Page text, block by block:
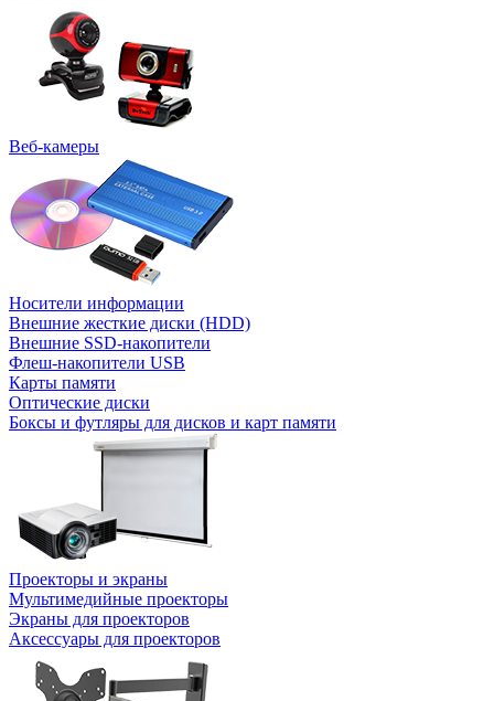
Веб-камеры
Носители информации
Внешние жесткие диски (HDD)
Внешние SSD-накопители
Флеш-накопители USB
Карты памяти
Оптические диски
Боксы и футляры для дисков и карт памяти
Проекторы и экраны
Мультимедийные проекторы
Экраны для проекторов
Аксессуары для проекторов